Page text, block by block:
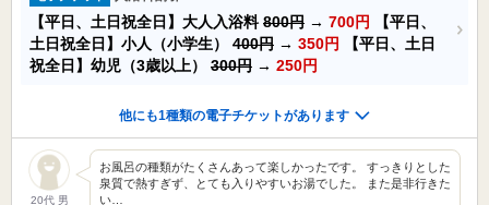
【平日、土日祝全日】大人入浴料800円 → 700円
【平日、
土日祝全日】小人（小学生） 400円 → 350円
【平日、土日
祝全日】幼児（3歳以上） 300円 → 250円
他にも1種類の電子チケットがあります
20代 男
お風呂の種類がたくさんあって楽しかったです。 すっきりとした
泉質で熱すぎず、とても入りやすいお湯でした。 また是非行きた
い…